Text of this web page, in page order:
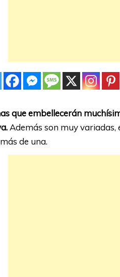
que embellecerán
Además son muy
de una.